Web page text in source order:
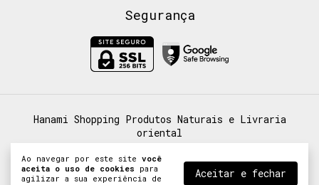
Ao navegar por este site você
aceita o uso de cookies para
agilizar a sua experiência de
Aceitar e fechar
Segurança
Hanami Shopping Produtos Naturais e Livraria
oriental
31767803000108. Todos os direitos reservados.